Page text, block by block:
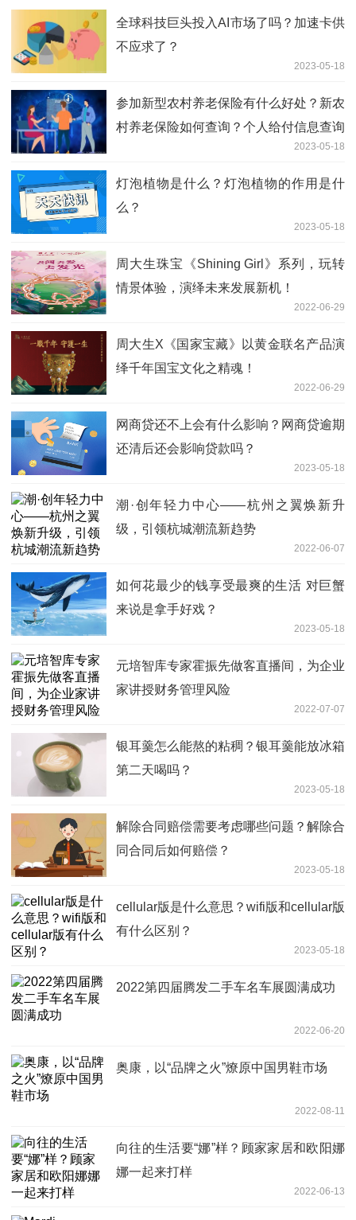
全球科技巨头投入AI市场了吗？加速卡供
不应求了？
2023-05-18
参加新型农村养老保险有什么好处？新农
村养老保险如何查询？个人给付信息查询
2023-05-18
灯泡植物是什么？灯泡植物的作用是什
么？
2023-05-18
周大生珠宝《Shining Girl》系列，玩转
情景体验，演绎未来发展新机！
2022-06-29
周大生X《国家宝藏》以黄金联名产品演
绎千年国宝文化之精魂！
2022-06-29
网商贷还不上会有什么影响？网商贷逾期
还清后还会影响贷款吗？
2023-05-18
潮·创年轻力中心——杭州之翼焕新升
级，引领杭城潮流新趋势
2022-06-07
如何花最少的钱享受最爽的生活 对巨蟹
来说是拿手好戏？
2023-05-18
元培智库专家霍振先做客直播间，为企业
家讲授财务管理风险
2022-07-07
银耳羹怎么能熬的粘稠？银耳羹能放冰箱
第二天喝吗？
2023-05-18
解除合同赔偿需要考虑哪些问题？解除合
同合同后如何赔偿？
2023-05-18
cellular版是什么意思？wifi版和cellular版
有什么区别？
2023-05-18
2022第四届腾发二手车名车展圆满成功
2022-06-20
奥康，以“品牌之火”燎原中国男鞋市场
2022-08-11
向往的生活要“娜”样？顾家家居和欧阳娜
娜一起来打样
2022-06-13